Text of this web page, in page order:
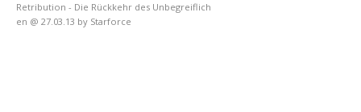
Retribution - Die Rückkehr des Unbegreiflich
en @ 27.03.13 by Starforce